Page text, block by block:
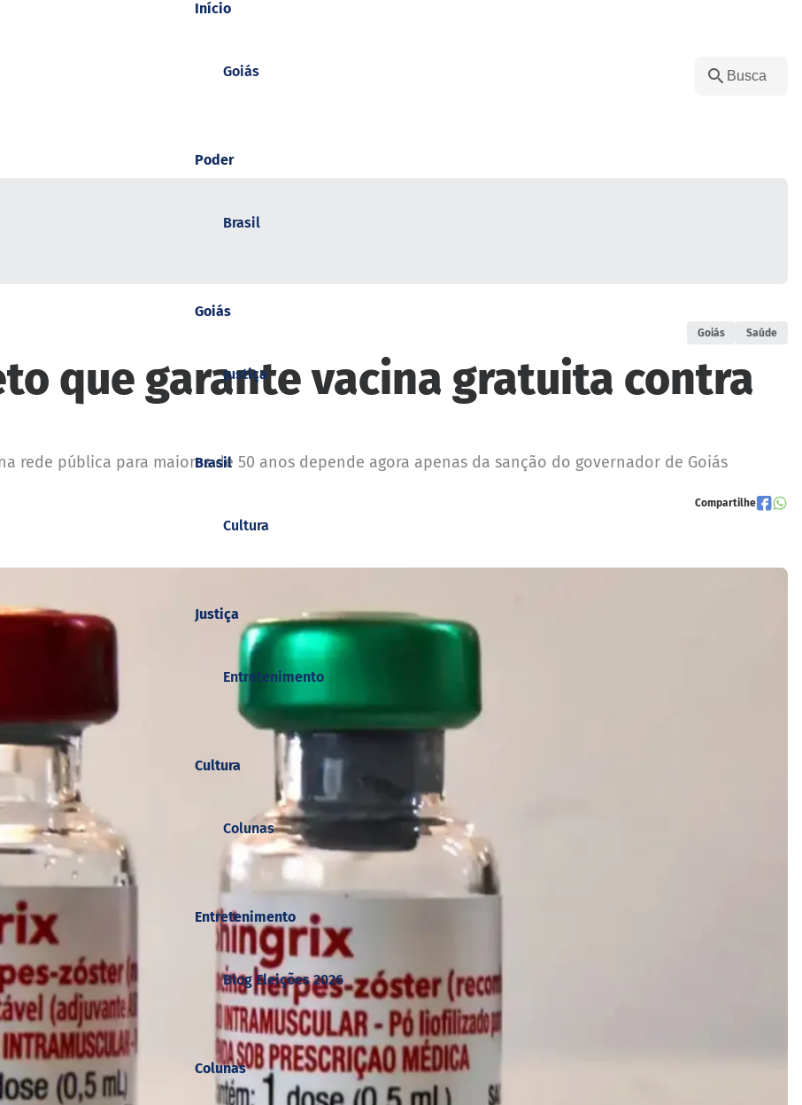
Goiás
Brasil
Justiça
Cultura
Entretenimento
Colunas
Blog Eleições 2026
Início
Poder
Goiás
Brasil
Justiça
Cultura
Entretenimento
Colunas
Goiás Saúde
que garante vacina gratuita contra
rede pública para maiores de 50 anos depende agora apenas da sanção do governador de Goiás
Compartilhe